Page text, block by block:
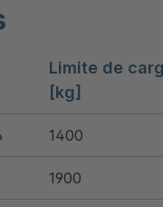
Limite de
[kg]
1400
1900